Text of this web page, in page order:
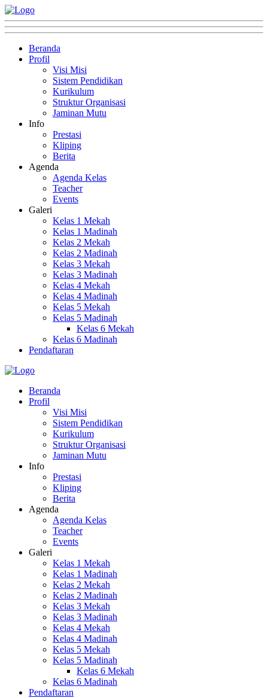
Beranda
Profil
Visi Misi
Sistem Pendidikan
Kurikulum
Struktur Organisasi
Jaminan Mutu
Info
Prestasi
Kliping
Berita
Agenda
Agenda Kelas
Teacher
Events
Galeri
Kelas 1 Mekah
Kelas 1 Madinah
Kelas 2 Mekah
Kelas 2 Madinah
Kelas 3 Mekah
Kelas 3 Madinah
Kelas 4 Mekah
Kelas 4 Madinah
Kelas 5 Mekah
Kelas 5 Madinah
Kelas 6 Mekah
Kelas 6 Madinah
Pendaftaran
Beranda
Profil
Visi Misi
Sistem Pendidikan
Kurikulum
Struktur Organisasi
Jaminan Mutu
Info
Prestasi
Kliping
Berita
Agenda
Agenda Kelas
Teacher
Events
Galeri
Kelas 1 Mekah
Kelas 1 Madinah
Kelas 2 Mekah
Kelas 2 Madinah
Kelas 3 Mekah
Kelas 3 Madinah
Kelas 4 Mekah
Kelas 4 Madinah
Kelas 5 Mekah
Kelas 5 Madinah
Kelas 6 Mekah
Kelas 6 Madinah
Pendaftaran